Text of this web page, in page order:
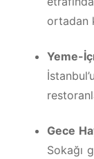
ortadan
Yeme-
Gece
Sokağı